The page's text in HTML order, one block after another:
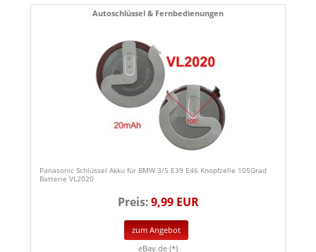
Autoschlüssel & Fernbedienungen
Panasonic Schlüssel Akku für BMW 3/5 E39 E46 Knopfzelle 105Grad
Batterie VL2020
Preis:9,99 EUR
zum Angebot
eBay.de (*)